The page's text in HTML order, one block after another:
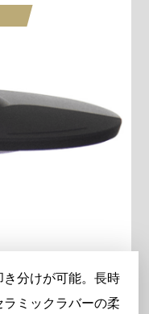
分けが可能。長時
ミックラバーの柔